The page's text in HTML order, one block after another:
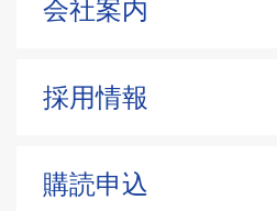
会社案内
採用情報
購読申込